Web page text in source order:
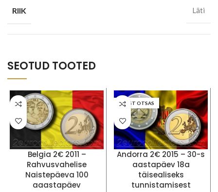
RIIK Läti
SEOTUD TOOTED
Belgia 2€ 2011 –
Rahvusvahelise
Naistepäeva 100
aaastapäev
LAOST OTSAS
Andorra 2€ 2015 – 30-s
aastapäev 18a
täisealiseks
tunnistamisest